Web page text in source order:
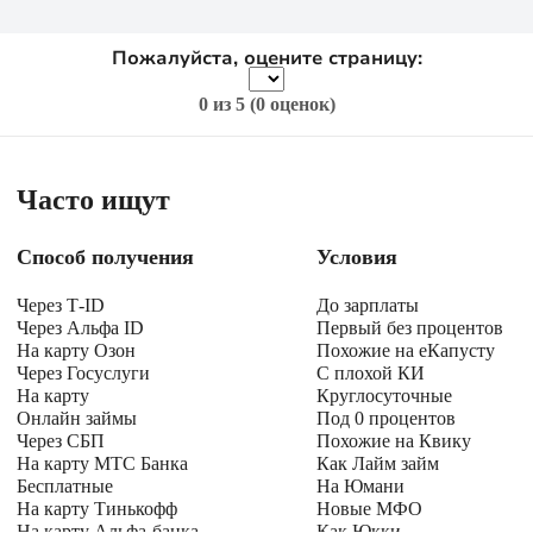
Пожалуйста, оцените страницу:
0из 5 (0 оценок)
Часто ищут
Способ получения
Через Т-ID
Через Альфа ID
На карту Озон
Через Госуслуги
На карту
Онлайн займы
Через СБП
На карту МТС Банка
Бесплатные
На карту Тинькофф
Условия
До зарплаты
Первый без процентов
Похожие на еКапусту
С плохой КИ
Круглосуточные
Под 0 процентов
Похожие на Квику
Как Лайм займ
На Юмани
Новые МФО